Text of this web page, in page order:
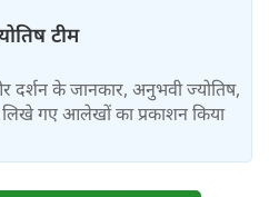
टीम
दर्शन के जानकार, अनुभवी ज्योतिष,
लिखे गए आलेखों का प्रकाशन किया